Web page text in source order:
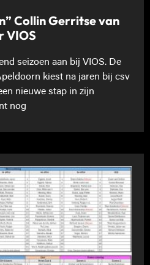
Collin Gerritse van
VIOS
seizoen aan bij VIOS. De
kiest na jaren bij csv
nieuwe stap in zijn
nog